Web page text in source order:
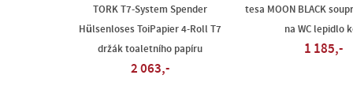
TORK T7-System Spender
Hülsenloses ToiPapier 4-Roll T7
držák toaletního papíru
2 063,-
tesa MOON BLACK
na WC lepidlo
1 185,-